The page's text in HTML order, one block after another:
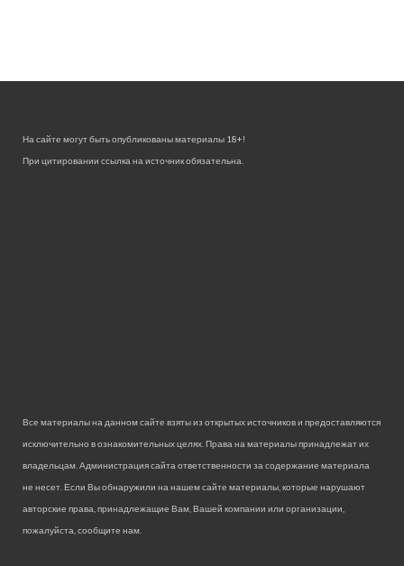
На сайте могут быть опубликованы материалы 18+!
При цитировании ссылка на источник обязательна.
Все материалы на данном сайте взяты из открытых источников и предоставляются
исключительно в ознакомительных целях. Права на материалы принадлежат их
владельцам. Администрация сайта ответственности за содержание материала
не несет. Если Вы обнаружили на нашем сайте материалы, которые нарушают
авторские права, принадлежащие Вам, Вашей компании или организации,
пожалуйста, сообщите нам.